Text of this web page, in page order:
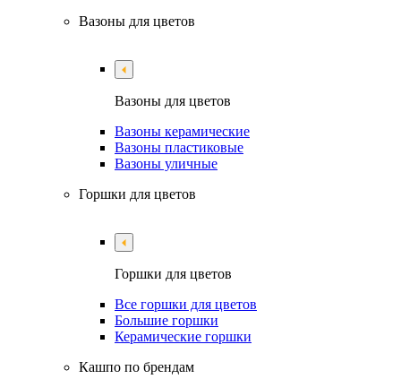
Вазоны для цветов
Вазоны для цветов
Вазоны керамические
Вазоны пластиковые
Вазоны уличные
Горшки для цветов
Горшки для цветов
Все горшки для цветов
Большие горшки
Керамические горшки
Кашпо по брендам